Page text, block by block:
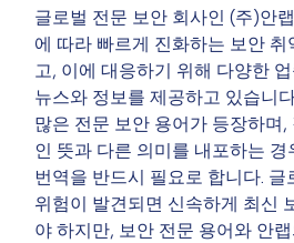
글로벌 전문 보안 회사인 (주)안
에 따라 빠르게 진화하는 보안
고, 이에 대응하기 위해 다양한
뉴스와 정보를 제공하고 있습니
많은 전문 보안 용어가 등장하며
인 뜻과 다른 의미를 내포하는
번역을 반드시 필요로 합니다.
위험이 발견되면 신속하게 최신
야 하지만, 보안 전문 용어와 안